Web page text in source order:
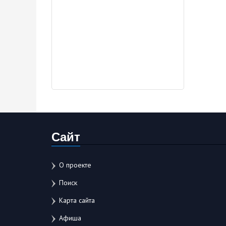
Сайт
О проекте
Поиск
Карта сайта
Афиша